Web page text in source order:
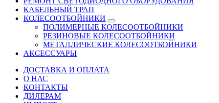
КАБЕЛЬНЫЙ ТРАП
КОЛЕСООТБОЙНИКИ
ПОЛИМЕРНЫЕ КОЛЕСООТБОЙНИКИ
РЕЗИНОВЫЕ КОЛЕСООТБОЙНИКИ
МЕТАЛЛИЧЕСКИЕ КОЛЕСООТБОЙНИКИ
АКСЕССУАРЫ
ДОСТАВКА И ОПЛАТА
О НАС
КОНТАКТЫ
ДИЛЕРАМ